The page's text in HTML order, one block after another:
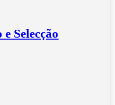
Selecção